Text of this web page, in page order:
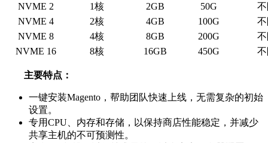
NVME 2
1核 2GB 50G
NVME 4
2核 4GB 100G
NVME 8
4核 8GB 200G
NVME 16
8核 16GB 450G
主要特点：
一键安装Magento，帮助团队快速上线，无需复杂的初始
设置。
专用CPU、内存和存储，以保持商店性能稳定，并减少
共享主机的不可预测性。